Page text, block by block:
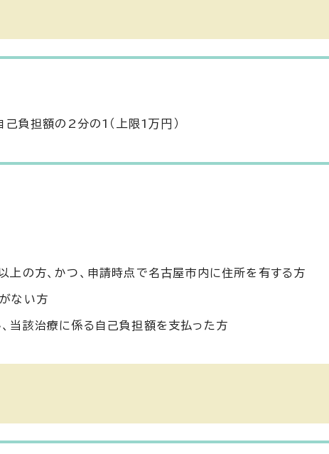
負担額の2分の1（上限1万円）
の方、かつ、申請時点で名古屋市内に住所を有する方
ない方
当該治療に係る自己負担額を支払った方